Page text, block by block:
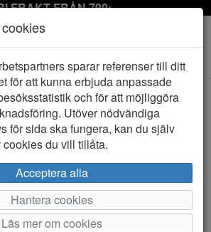
FRAKT FRÅN 799:-
sparar referenser till ditt
för att kunna erbjuda anpassade
och för att möjliggöra
Utöver nödvändiga
för sida ska fungera, kan du själv
du vill tillåta.
Acceptera alla
Hantera cookies
Läs mer om cookies